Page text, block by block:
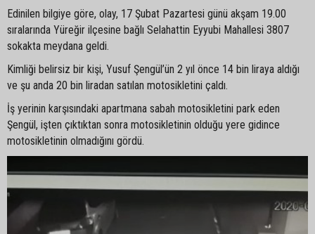
Edinilen bilgiye göre, olay, 17 Şubat Pazartesi günü akşam 19.00
sıralarında Yüreğir ilçesine bağlı Selahattin Eyyubi Mahallesi 3807
sokakta meydana geldi.
Kimliği belirsiz bir kişi, Yusuf Şengül’ün 2 yıl önce 14 bin liraya aldığı
ve şu anda 20 bin liradan satılan motosikletini çaldı.
İş yerinin karşısındaki apartmana sabah motosikletini park eden
Şengül, işten çıktıktan sonra motosikletinin olduğu yere gidince
motosikletinin olmadığını gördü.